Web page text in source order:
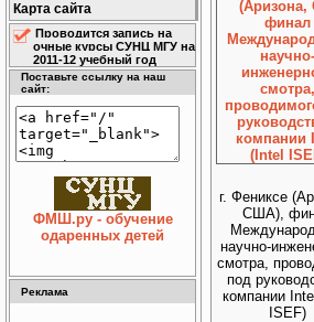
Карта сайта
Проводится запись на
очные курсы СУНЦ МГУ на
2011-12 учебный год
Поставьте ссылку на наш
сайт:
ФМШ.ру - обучение
одаренных детей
Реклама
г. Фениксе
США),
научно-
смотра,
под
компании
ISEF)